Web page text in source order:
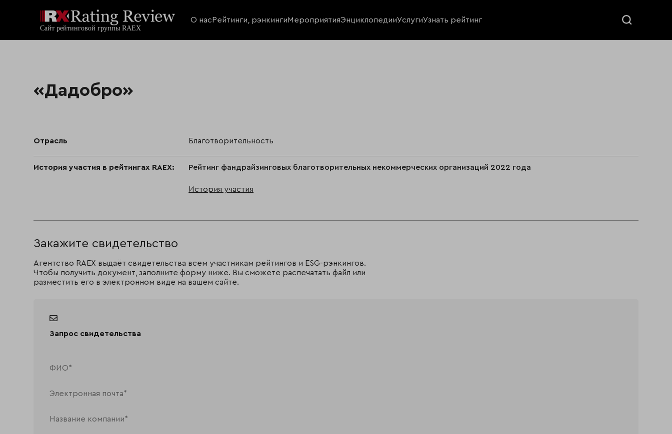
О нас Рейтинги, рэнкингиМероприятияЭнциклопедииУслугиУзнать рейтинг
«Дадобро»
Отрасль Благотворительность
История участия в рейтингах RAEX: Рейтинг фандрайзинговых благотворительных некоммерческих организаций 2022 года
История участия
Закажите свидетельство
Агентство RAEX выдаёт свидетельства всем участникам рейтингов и ESG-рэнкингов.
Чтобы получить документ, заполните форму ниже. Вы сможете распечатать файл или
разместить его в электронном виде на вашем сайте.
Запрос свидетельства